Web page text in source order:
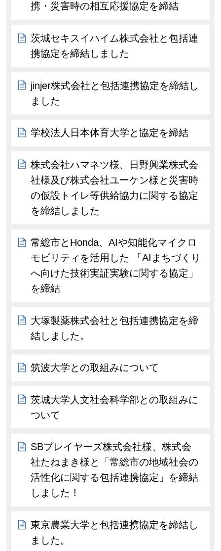
携・災害時の相互応援協定を締結
茨城セキスイハイム株式会社と包括連
携協定を締結しました
jinjer株式会社と包括連携協定を締結し
ました
学校法人日本体育大学と協定を締結
株式会社ハマネツ様、日野興業株式会
社様及び株式会社ユーケン様と災害時
の仮設トイレ等供給協力に関する協定
を締結しました
常総市とHonda、AIや知能化マイクロ
モビリティを活用した 「AIまちづくり
へ向けた技術実証実験に関する協定」
を締結
大塚製薬株式会社と包括連携協定を締
結しました。
筑波大学との取組みについて
茨城大学人文社会科学部との取組みに
ついて
SBプレイヤーズ株式会社様、株式会
社たねまき様と「常総市の地域社会の
活性化に関する包括連携協定」を締結
しました！
東京農業大学と包括連携協定を締結し
ました。